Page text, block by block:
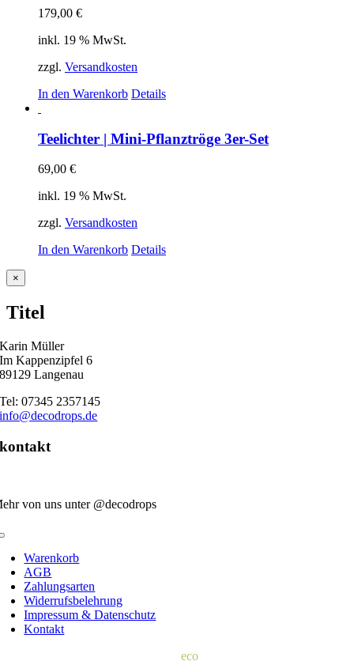
179,00 €
inkl. 19 % MwSt.
zzgl. Versandkosten
In den Warenkorb Details
Teelichter | Mini-Pflanztröge 3er-Set
69,00 €
inkl. 19 % MwSt.
zzgl. Versandkosten
In den Warenkorb Details
Close
product
view
×
Titel
Karin Müller
Im Kappenzipfel 6
89129 Langenau
Tel: 07345 2357145
info@decodrops.de
kontakt
von uns unter @decodrops
Warenkorb
AGB
Zahlungsarten
Widerrufsbelehrung
Impressum & Datenschutz
Kontakt
eco